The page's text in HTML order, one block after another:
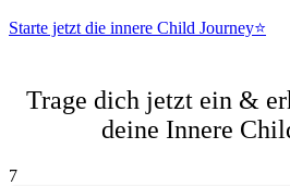
Starte jetzt die innere Child Journey⭐
Trage dich jetzt ein &
deine Innere
7